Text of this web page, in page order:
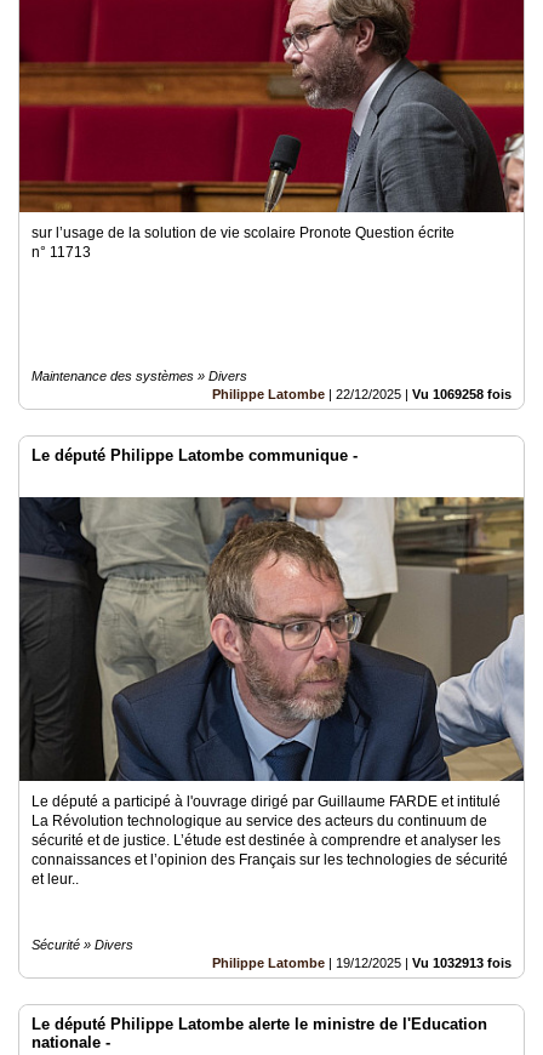
sur l’usage de la solution de vie scolaire Pronote Question écrite
n° 11713
Maintenance des systèmes » Divers
Philippe Latombe | 22/12/2025 | Vu 1069258 fois
Le député Philippe Latombe communique -
Le député a participé à l'ouvrage dirigé par Guillaume FARDE et intitulé
La Révolution technologique au service des acteurs du continuum de
sécurité et de justice. L’étude est destinée à comprendre et analyser les
connaissances et l’opinion des Français sur les technologies de sécurité
et leur..
Sécurité » Divers
Philippe Latombe | 19/12/2025 | Vu 1032913 fois
Le député Philippe Latombe alerte le ministre de l'Education
nationale -